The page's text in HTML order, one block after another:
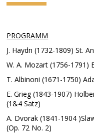
PROGRAMM
J. Haydn (1732-1809) St.
W. A. Mozart (1756-1791)
T. Albinoni (1671-1750)
E. Grieg (1843-1907)
(1&4 Satz)
A. Dvorak (1841-1904
(Op. 72 No. 2)